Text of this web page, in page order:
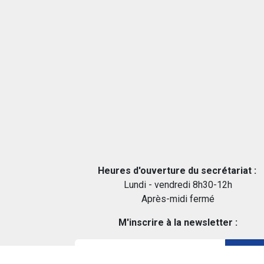
Heures d'ouverture du secrétariat :
Lundi - vendredi 8h30-12h
Après-midi fermé
M'inscrire à la newsletter :